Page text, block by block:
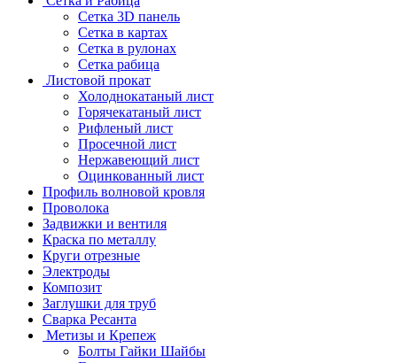
Сетка 3D панель
Сетка в картах
Сетка в рулонах
Сетка рабица
Листовой прокат
Холоднокатаный лист
Горячекатаный лист
Рифленый лист
Просечной лист
Нержавеющий лист
Оцинкованный лист
Профиль волновой кровля
Проволока
Задвижки и вентиля
Краска по металлу
Круги отрезные
Электроды
Композит
Заглушки для труб
Сварка Ресанта
Метизы и Крепеж
Болты Гайки Шайбы